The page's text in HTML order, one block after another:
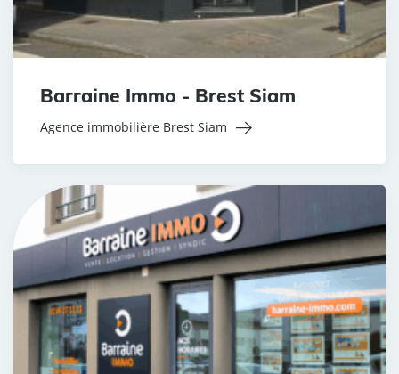
Barraine Immo - Brest Siam
Agence immobilière Brest Siam